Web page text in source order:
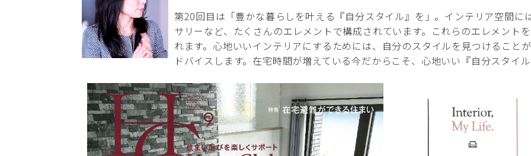
第20回目は「豊かな暮らしを叶える『自分スタイル』を」。インテリア空間に
サリーなど、たくさんのエレメントで構成されています。これらのエレメント
れます。心地いいインテリアにするためには、自分のスタイルを見つけること
ドバイスします。在宅時間が増えている今だからこそ、心地いい『自分スタイ